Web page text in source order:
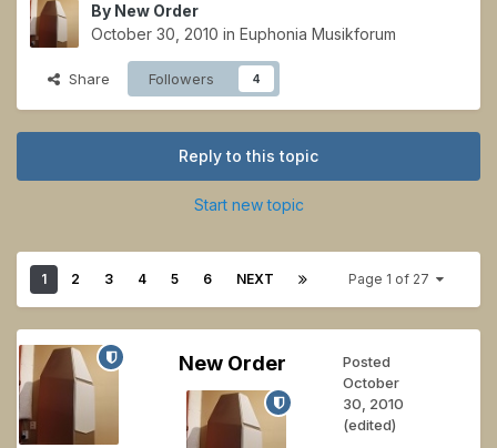
By New Order
October 30, 2010 in Euphonia Musikforum
Share Followers 4
Reply to this topic
Start new topic
1 2 3 4 5 6 NEXT Page 1 of 27
New Order
Posted
October
30, 2010
(edited)